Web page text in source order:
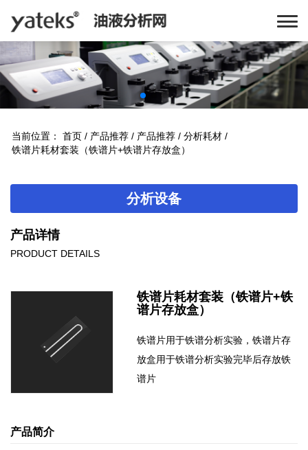
当前位置： 首页 / 产品推荐 / 产品推荐 / 分析耗材 /
铁谱片耗材套装（铁谱片+铁谱片存放盒）
分析设备
产品详情
PRODUCT DETAILS
铁谱片耗材套装（铁谱片+铁
谱片存放盒）
铁谱片用于铁谱分析实验，铁谱片存
放盒用于铁谱分析实验完毕后存放铁
谱片
产品简介